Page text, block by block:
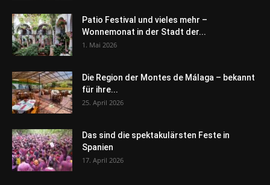
Patio Festival und vieles mehr –
Wonnemonat in der Stadt der...
1. Mai 2026
Die Region der Montes de Málaga – bekannt
für ihre...
25. April 2026
Das sind die spektakulärsten Feste in
Spanien
17. April 2026